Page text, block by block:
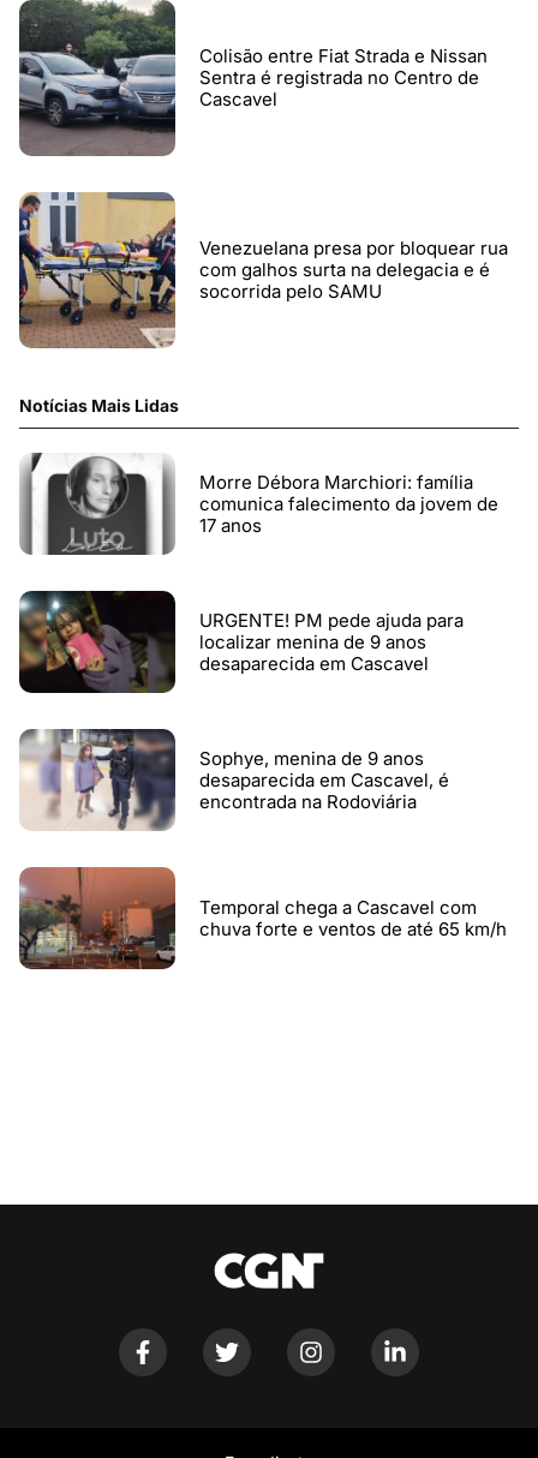
Colisão entre Fiat Strada e Nissan
Sentra é registrada no Centro de
Cascavel
Venezuelana presa por bloquear rua
com galhos surta na delegacia e é
socorrida pelo SAMU
Notícias Mais Lidas
Morre Débora Marchiori: família
comunica falecimento da jovem de
17 anos
URGENTE! PM pede ajuda para
localizar menina de 9 anos
desaparecida em Cascavel
Sophye, menina de 9 anos
desaparecida em Cascavel, é
encontrada na Rodoviária
Temporal chega a Cascavel com
chuva forte e ventos de até 65 km/h